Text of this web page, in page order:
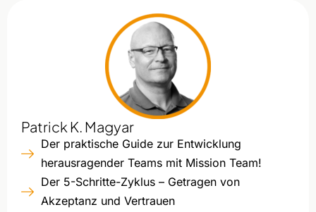
Patrick K. Magyar
Der praktische Guide zur Entwicklung
herausragender Teams mit Mission Team!
Der 5-Schritte-Zyklus – Getragen von
Akzeptanz und Vertrauen